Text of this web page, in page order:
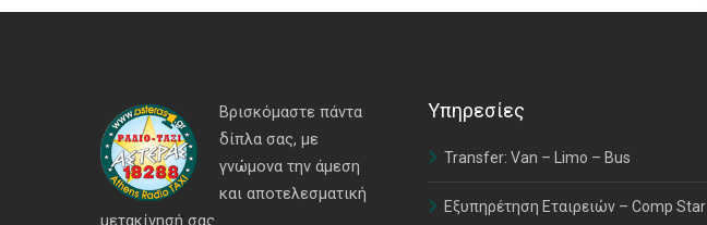
Βρισκόμαστε πάντα
δίπλα σας, με
γνώμονα την άμεση
και αποτελεσματική
μετακίνησή σας.
Υπηρεσίες
Transfer: Van – Limo – Bus
Εξυπηρέτηση Εταιρειών – Comp Star